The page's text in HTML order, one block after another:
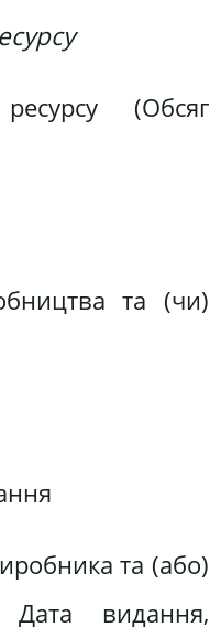
(Обсяг
та (чи)
та (або)
видання,